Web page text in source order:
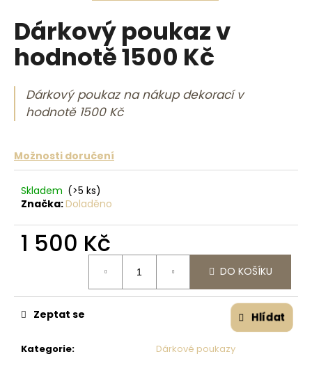
Dárkový poukaz v
hodnotě 1500 Kč
Dárkový poukaz na nákup dekorací v
hodnotě 1500 Kč
Možnosti doručení
Skladem (>5 ks)
Značka:Doladěno
1 500 Kč
DO KOŠÍKU
Kategorie: Dárkové poukazy
Zeptat se Hlídat
a
j
í
t
?
D
o
u
č